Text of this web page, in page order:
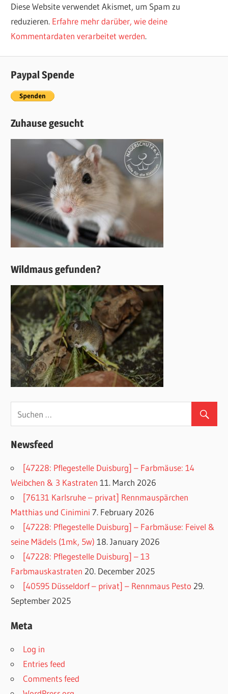
Diese Website verwendet Akismet, um Spam zu
reduzieren. Erfahre mehr darüber, wie deine
Kommentardaten verarbeitet werden.
Paypal Spende
Zuhause gesucht
Wildmaus gefunden?
Newsfeed
[47228: Pflegestelle Duisburg] – Farbmäuse: 14
Weibchen & 3 Kastraten 11. March 2026
[76131 Karlsruhe – privat] Rennmauspärchen
Matthias und Cinimini 7. February 2026
[47228: Pflegestelle Duisburg] – Farbmäuse: Feivel &
seine Mädels (1mk, 5w) 18. January 2026
[47228: Pflegestelle Duisburg] – 13
Farbmauskastraten 20. December 2025
[40595 Düsseldorf – privat] – Rennmaus Pesto 29.
September 2025
Meta
Log in
Entries feed
Comments feed